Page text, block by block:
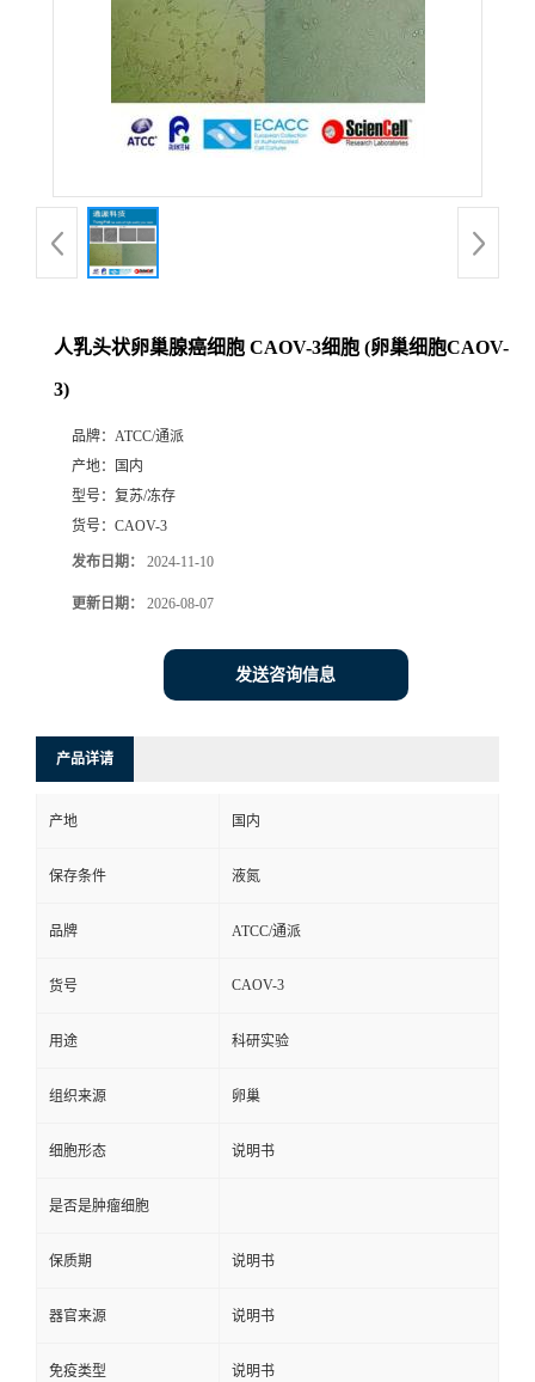
人乳头状卵巢腺癌细胞 CAOV-3细胞 (卵巢细胞CAOV-
3)
品牌： ATCC/通派
产地：
国内
型号： 复苏/冻存
货号： CAOV-3
发布日期： 2024-11-10
更新日期： 2026-08-07
发送咨询信息
产品详请
产地 国内
保存条件 液氮
品牌 ATCC/通派
货号 CAOV-3
用途 科研实验
组织来源 卵巢
细胞形态 说明书
是否是肿瘤细胞
保质期 说明书
器官来源 说明书
免疫类型 说明书